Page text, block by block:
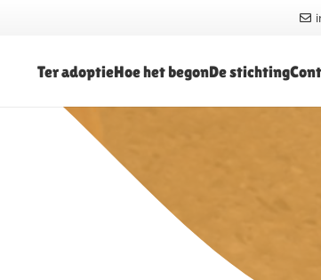
Ter adoptieHoe het begonDe stichting